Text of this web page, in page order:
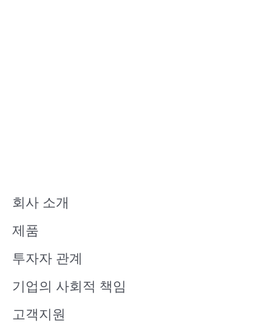
회사 소개
제품
투자자 관계
기업의 사회적 책임
고객지원